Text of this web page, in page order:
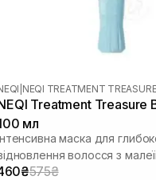
NEQI TREATMENT TREASURE
Treatment Treasure
мл
маска для
волосся з
575₴